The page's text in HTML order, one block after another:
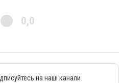
0,0
на наші канали